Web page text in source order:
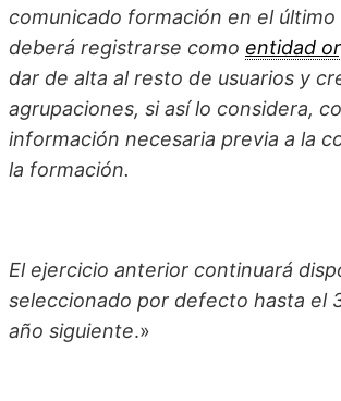
comunicado formación en el último
deberá registrarse como entidad
dar de alta al resto de usuarios y
agrupaciones, si así lo considera,
información necesaria previa a la
la formación.
El ejercicio anterior continuará
seleccionado por defecto hasta el
año siguiente.»